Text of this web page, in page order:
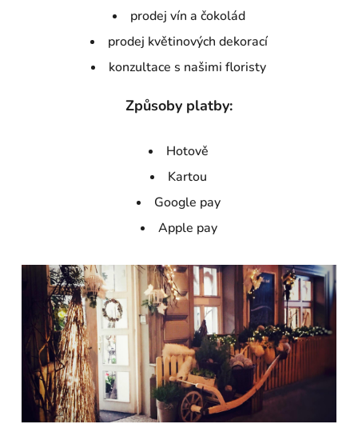
prodej vín a čokolád
prodej květinových dekorací
konzultace s našimi floristy
Způsoby platby:
Hotově
Kartou
Google pay
Apple pay